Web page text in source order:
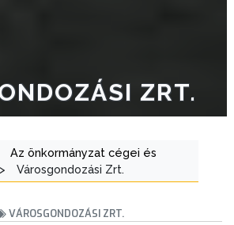
ZRT.
Az önkormányzat cégei és
> Városgondozási Zrt.
VÁROSGONDOZÁSI ZRT.